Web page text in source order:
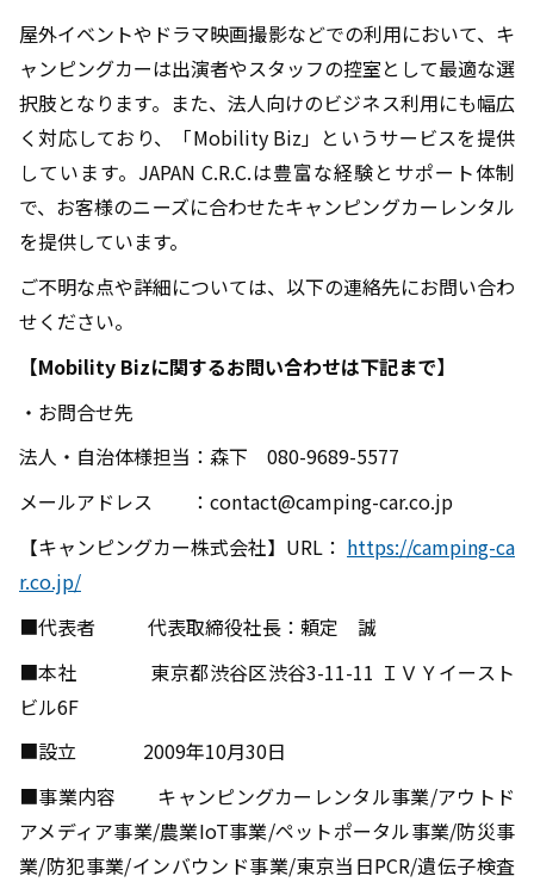
屋外イベントやドラマ映画撮影などでの利用において、キ
ャンピングカーは出演者やスタッフの控室として最適な選
択肢となります。また、法人向けのビジネス利用にも幅広
く対応しており、「Mobility Biz」というサービスを提供
しています。 JAPAN C.R.C.は豊富な経験とサポート体制
で、お客様のニーズに合わせたキャンピングカーレンタル
を提供しています。
ご不明な点や詳細については、以下の連絡先にお問い合わ
せください。
【Mobility Bizに関するお問い合わせは下記まで】
・お問合せ先
法人・自治体様担当：森下 080-9689-5577
メールアドレス ：contact@camping-car.co.jp
【キャンピングカー株式会社】URL： https://camping-ca
r.co.jp/
■代表者
代表取締役社長：頼定 誠
■本社
東京都渋谷区渋谷3-11-11 ＩＶＹイースト
ビル6F
■設立 2009年10月30日
■事業内容
キャンピングカーレンタル事業/アウトド
アメディア事業/農業IoT事業/ペットポータル事業/防災事
業/防犯事業/インバウンド事業/東京当日PCR/遺伝子検査